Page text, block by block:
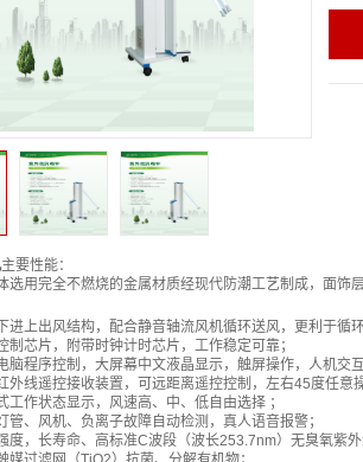
主要性能：
选用完全不燃烧的金属材质经现代防潮工艺制成，面
进上出风结构，配合静音轴流风机循环送风，更利于循
制芯片，附带时钟计时芯片，工作稳定可靠；
脑程序控制，大屏幕中文液晶显示，触屏操作，人机交互
外线遥控接收装置，可远距离遥控控制，左右45度任意
工作状态显示，风速高、中、低自由选择 ；
管、风机、负离子故障自动检测，真人语音报警；
度，长寿命、高标准C波段（波长253.7nm）无臭氧紫外